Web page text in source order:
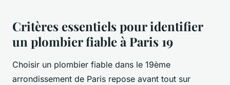
Critères essentiels pour identifier
un plombier fiable à Paris 19
Choisir un plombier fiable dans le 19ème
arrondissement de Paris repose avant tout sur